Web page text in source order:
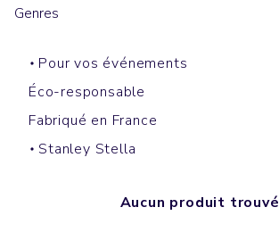
Genres
Pour vos événements
Éco-responsable
Fabriqué en France
Stanley Stella
Aucun produit trouvé